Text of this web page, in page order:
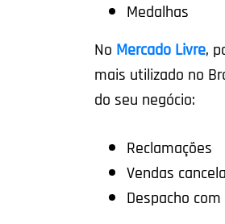
Medalhas
No Mercado Livre,
mais utilizado no
do seu negócio:
Reclamações
Vendas
Despacho